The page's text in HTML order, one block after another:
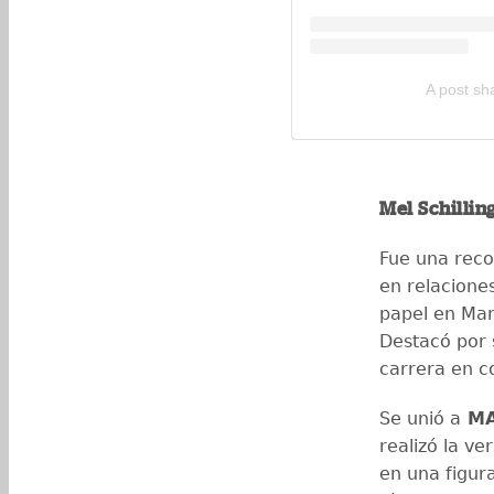
A post
Mel
Fue una
en
papel en
Destacó
carrera en
Se unió a
realizó la
en una